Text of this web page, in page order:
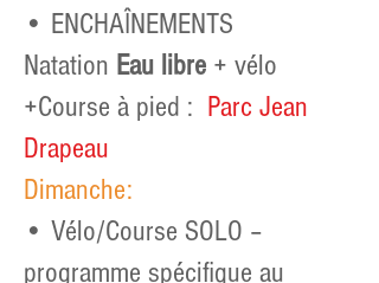
• ENCHAÎNEMENTS
Natation Eau libre + vélo
+Course à pied : Parc Jean
Drapeau
Dimanche:
• Vélo/Course SOLO –
programme spécifique au